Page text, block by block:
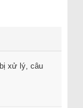
xử lý, câu